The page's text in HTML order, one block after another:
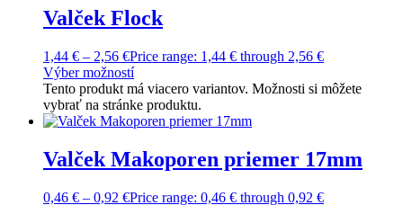
Valček Flock
1,44 € – 2,56 €Price range: 1,44 € through 2,56 €
Výber možností
Tento produkt má viacero variantov. Možnosti si môžete
vybrať na stránke produktu.
Valček Makoporen priemer 17mm
0,46 € – 0,92 €Price range: 0,46 € through 0,92 €